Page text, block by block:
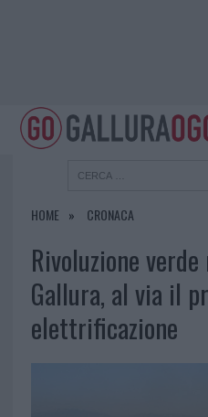
HOME CRONACA
Rivoluzione
Gallura, al via il
elettrificazione